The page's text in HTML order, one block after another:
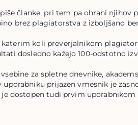
članke, pri tem pa ohrani njihov
brez plagiatorstva z izboljšano
katerim koli preverjalnikom
dosledno kažejo 100-odstotno
za spletne dnevnike,
prijazen vmesnik je
je dostopen tudi prvim uporabnikom